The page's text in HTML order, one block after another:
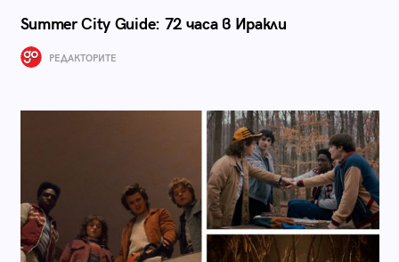
Summer City Guide: 72 часа в Иракли
РЕДАКТОРИТЕ